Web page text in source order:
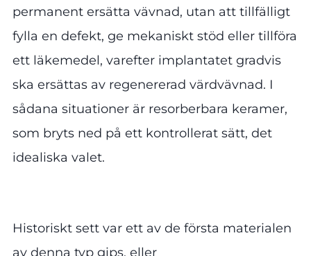
permanent ersätta vävnad, utan att tillfälligt
fylla en defekt, ge mekaniskt stöd eller tillföra
ett läkemedel, varefter implantatet gradvis
ska ersättas av regenererad värdvävnad. I
sådana situationer är resorberbara keramer,
som bryts ned på ett kontrollerat sätt, det
idealiska valet.
Historiskt sett var ett av de första materialen
av denna typ gips, eller